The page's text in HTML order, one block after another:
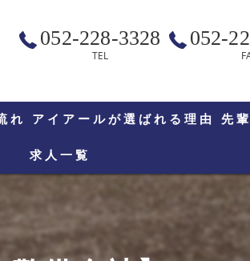
052-228-3328
TEL
052-
れ アイアールが選ばれる理由 先
求人一覧